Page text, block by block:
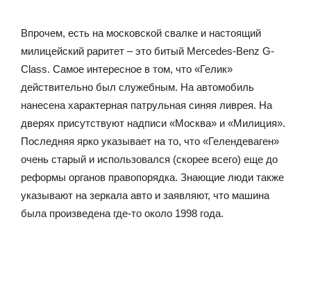
Впрочем, есть на московской свалке и настоящий
милицейский раритет – это битый Mercedes-Benz G-
Class. Самое интересное в том, что «Гелик»
действительно был служебным. На автомобиль
нанесена характерная патрульная синяя ливрея. На
дверях присутствуют надписи «Москва» и «Милиция».
Последняя ярко указывает на то, что «Гелендеваген»
очень старый и использовался (скорее всего) еще до
реформы органов правопорядка. Знающие люди также
указывают на зеркала авто и заявляют, что машина
была произведена где-то около 1998 года.